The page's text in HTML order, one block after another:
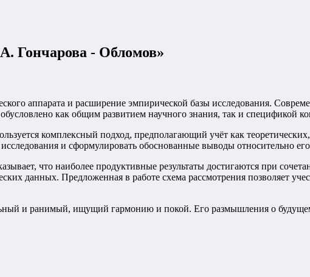
Гончарова - Обломов»
аппарата и расширение эмпирической базы исследования.
как общим развитием научного знания, так и спецификой
комплексный подход, предполагающий учёт как
и сформулировать обоснованные выводы относительно
что наиболее продуктивные результаты достигаются при
данных. Предложенная в работе схема рассмотрения позволяет
и ранимый, ищущий гармонию и покой. Его размышления о